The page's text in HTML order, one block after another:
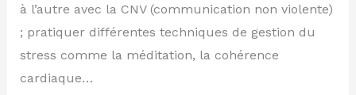
à l’autre avec la CNV (communication non violente)
; pratiquer différentes techniques de gestion du
stress comme la méditation, la cohérence
cardiaque…